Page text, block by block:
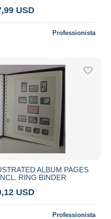
USD
Professionista
ALBUM PAGES
RING BINDER
USD
Professionista